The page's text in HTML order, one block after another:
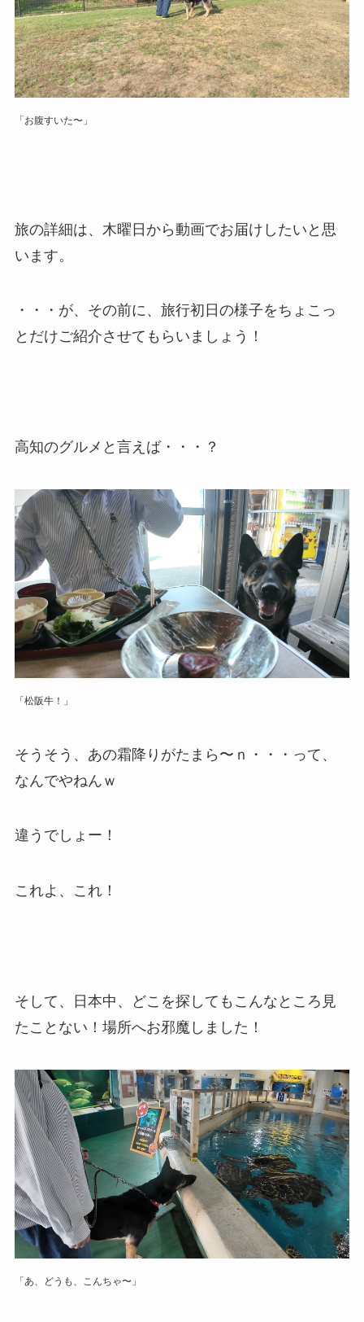
「お腹すいた〜」
旅の詳細は、木曜日から動画でお届けしたいと思
います。
・・・が、その前に、旅行初日の様子をちょこっ
とだけご紹介させてもらいましょう！
高知のグルメと言えば・・・？
「松阪牛！」
そうそう、あの霜降りがたまら〜ｎ・・・って、
なんでやねんｗ
違うでしょー！
これよ、これ！
そして、日本中、どこを探してもこんなところ見
たことない！場所へお邪魔しました！
「あ、どうも、こんちゃ〜」